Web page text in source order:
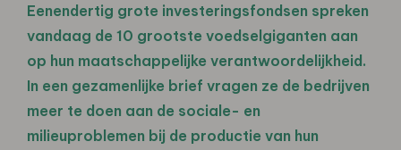
Eenendertig grote investeringsfondsen spreken
vandaag de 10 grootste voedselgiganten aan
op hun maatschappelijke verantwoordelijkheid.
In een gezamenlijke brief vragen ze de bedrijven
meer te doen aan de sociale- en
milieuproblemen bij de productie van hun